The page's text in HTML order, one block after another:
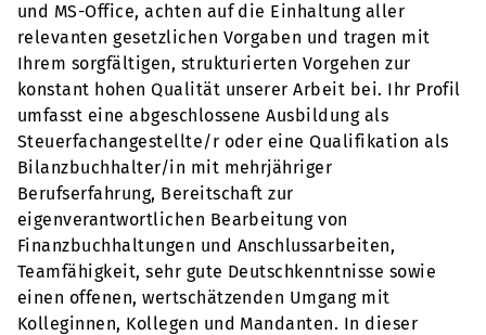
und MS-Office, achten auf die Einhaltung aller
relevanten gesetzlichen Vorgaben und tragen mit
Ihrem sorgfältigen, strukturierten Vorgehen zur
konstant hohen Qualität unserer Arbeit bei. Ihr Profil
umfasst eine abgeschlossene Ausbildung als
Steuerfachangestellte/r oder eine Qualifikation als
Bilanzbuchhalter/in mit mehrjähriger
Berufserfahrung, Bereitschaft zur
eigenverantwortlichen Bearbeitung von
Finanzbuchhaltungen und Anschlussarbeiten,
Teamfähigkeit, sehr gute Deutschkenntnisse sowie
einen offenen, wertschätzenden Umgang mit
Kolleginnen, Kollegen und Mandanten. In dieser